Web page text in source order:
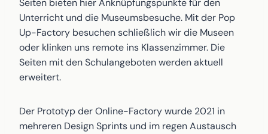
Seiten bieten hier Anknüpfungspunkte für den
Unterricht und die Museumsbesuche. Mit der Pop
Up-Factory besuchen schließlich wir die Museen
oder klinken uns remote ins Klassenzimmer. Die
Seiten mit den Schulangeboten werden aktuell
erweitert.
Der Prototyp der Online-Factory wurde 2021 in
mehreren Design Sprints und im regen Austausch